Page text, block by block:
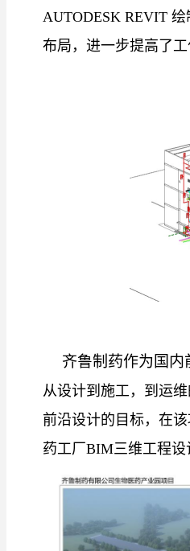
AUTODESK REVIT
布局，进一步提高了
齐鲁制药作为国内
从设计到施工，到运
前沿设计的目标，在
药工厂BIM三维工程